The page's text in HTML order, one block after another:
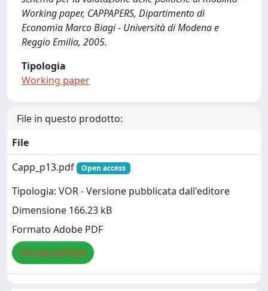
Working paper, CAPPAPERS, Dipartimento di
Economia Marco Biagi - Università di Modena e
Reggio Emilia, 2005.
Tipologia
Working paper
File in questo prodotto:
File
Capp_p13.pdf
Open access
Tipologia: VOR - Versione pubblicata dall'editore
Dimensione 166.23 kB
Formato Adobe PDF
Visualizza/Apri